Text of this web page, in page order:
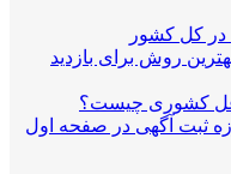
در کل کشور
روش برای بازدید
کشوری چیست؟
ثبت آگهی در صفحه اول